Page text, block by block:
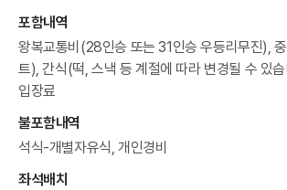
포함내역
왕복교통비(28인승 또는 31인승 우등리무진),
트), 간식(떡, 스낵 등 계절에 따라 변경될 수 있
입장료
불포함내역
석식-개별자유식, 개인경비
좌석배치